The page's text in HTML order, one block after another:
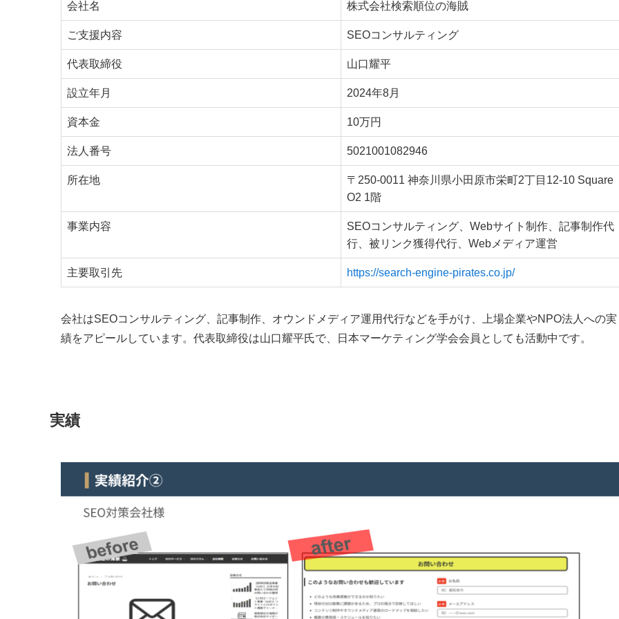
会社名 株式会社検索順位の海賊
ご支援内容 SEOコンサルティング
代表取締役 山口耀平
設立年月 2024年8月
資本金 10万円
法人番号 5021001082946
所在地
〒250-0011 神奈川県小田原市栄町2丁目12-10 Square
O2 1階
事業内容
SEOコンサルティング、Webサイト制作、記事制作代
行、被リンク獲得代行、Webメディア運営
主要取引先 https://search-engine-pirates.co.jp/
会社はSEOコンサルティング、記事制作、オウンドメディア運用代行などを手がけ、上場企業やNPO法人への実
績をアピールしています。代表取締役は山口耀平氏で、日本マーケティング学会会員としても活動中です。
実績